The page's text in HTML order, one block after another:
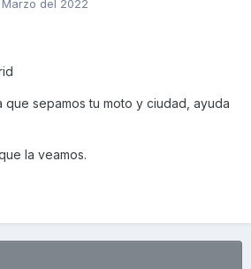
del 2022
que sepamos tu moto y ciudad, ayuda
la veamos.